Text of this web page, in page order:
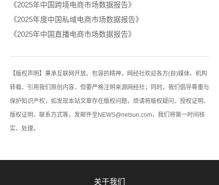
《2025年中国跨境电商市场数据报告》
《2025年度中国私域电商市场数据报告》
《2025年中国直播电商市场数据报告》
【版权声明】秉承互联网开放、包容的精神，网经社欢迎各方(自)媒体、机构
转载、引用我们原创内容，但要严格注明来源网经社；同时，我们倡导尊重与
保护知识产权，如发现本站文章存在版权问题，烦请将版权疑问、授权证明、
版权证明、联系方式等，发邮件至NEWS@netsun.com，我们将第一时间核
实、处理。
关于我们